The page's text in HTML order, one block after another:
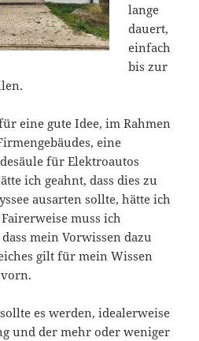
lange
dauert,
einfach
bis zur
eine gute Idee, im Rahmen
eine
für Elektroautos
ich geahnt, dass dies zu
ausarten sollte, hätte ich
muss ich
mein Vorwissen dazu
gilt für mein Wissen
es werden, idealerweise
und der mehr oder weniger